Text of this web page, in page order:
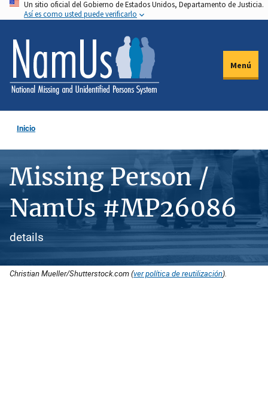
Pasar
al
contenido
principal
Un sitio oficial del Gobierno de Estados Unidos, Departamento de Justicia.
Así es como usted puede verificarlo
Menú
Inicio
Missing Person /
NamUs #MP26086
details
Christian Mueller/Shutterstock.com (ver política de reutilización).